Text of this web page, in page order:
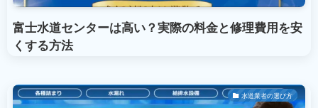
富士水道センターは高い？実際の料金と修理費用を安
くする方法
水道業者の選び方